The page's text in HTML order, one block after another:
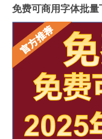
免费可商用字体批量